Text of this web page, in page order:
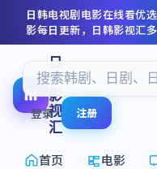
日韩电视剧电影在线看优
影每日更新， 日韩影视汇
日
韩
影
视
汇
首页
电影
登录 注册